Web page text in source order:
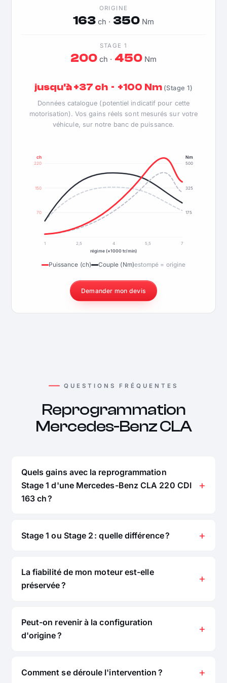
ORIGINE
163 ch · 350Nm
STAGE 1
200 ch · 450Nm
jusqu'à +37 ch · +100 Nm (Stage 1)
Données catalogue (potentiel indicatif pour cette
motorisation). Vos gains réels sont mesurés sur votre
véhicule, sur notre banc de puissance.
70
150
220
175
325
500
ch Nm
1 2,5 4 5,5
7
régime (×1000 tr/min)
Puissance (ch) Couple (Nm)estompé = origine
Demander mon devis
QUESTIONS FRÉQUENTES
Reprogrammation
Mercedes-Benz CLA
Quels gains avec la reprogrammation
Stage 1 d'une Mercedes-Benz CLA 220 CDI
163 ch ?
Stage 1 ou Stage 2 : quelle différence ?
La fiabilité de mon moteur est-elle
préservée ?
Peut-on revenir à la configuration
d'origine ?
Comment se déroule l'intervention ?